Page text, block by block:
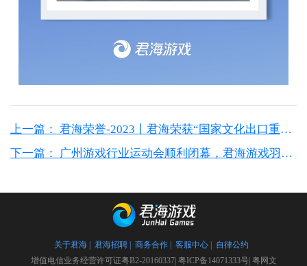
上一篇： 君海荣誉-2023丨君海荣获“国家文化出口重点企业”等多个奖项！
下一篇： 广州游戏行业运动会顺利闭幕，君海游戏羽毛球战队“团魂炸裂”
关于君海 | 君海招聘 | 商务合作 | 客服中心 |
自律公约
增值电信业务经营许可证粤B2-20160337| 粤ICP备14071333号| 粤网文